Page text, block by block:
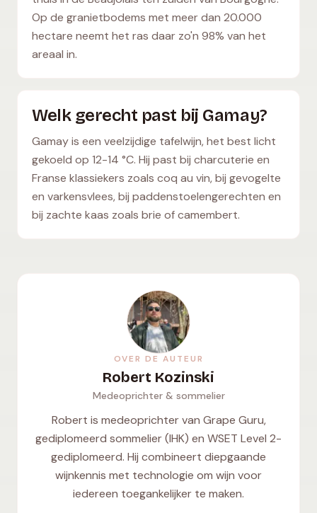
Op de granietbodems met meer dan 20.000
hectare neemt het ras daar zo'n 98% van het
areaal in.
Welk gerecht past bij Gamay?
Gamay is een veelzijdige tafelwijn, het best licht
gekoeld op 12-14 °C. Hij past bij charcuterie en
Franse klassiekers zoals coq au vin, bij gevogelte
en varkensvlees, bij paddenstoelengerechten en
bij zachte kaas zoals brie of camembert.
OVER DE AUTEUR
Robert Kozinski
Medeoprichter & sommelier
Robert is medeoprichter van Grape Guru,
gediplomeerd sommelier (IHK) en WSET Level 2-
gediplomeerd. Hij combineert diepgaande
wijnkennis met technologie om wijn voor
iedereen toegankelijker te maken.